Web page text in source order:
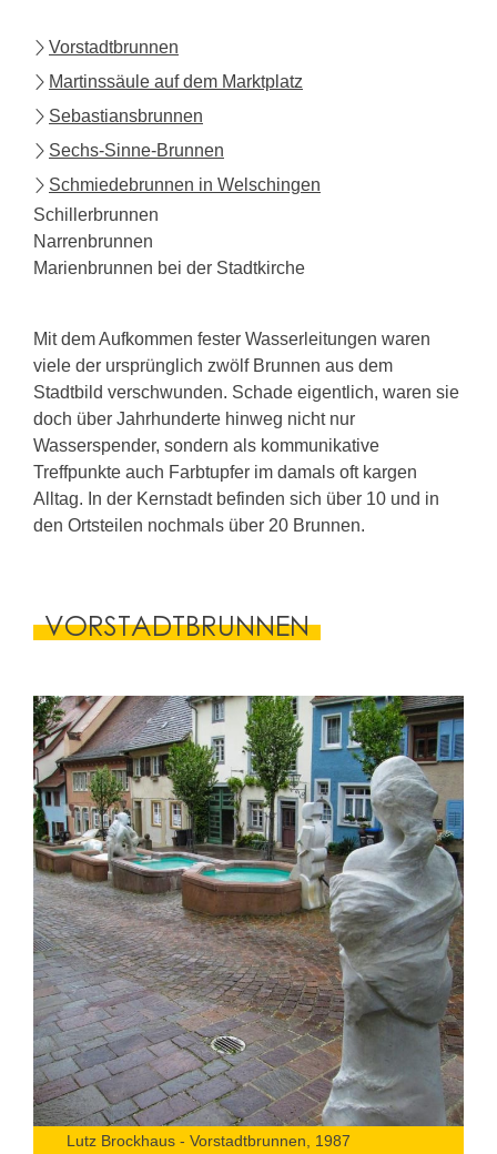
Vorstadtbrunnen
Martinssäule auf dem Marktplatz
Sebastiansbrunnen
Sechs-Sinne-Brunnen
Schmiedebrunnen in Welschingen
Schillerbrunnen
Narrenbrunnen
Marienbrunnen bei der Stadtkirche
Mit dem Aufkommen fester Wasserleitungen waren
viele der ursprünglich zwölf Brunnen aus dem
Stadtbild verschwunden. Schade eigentlich, waren sie
doch über Jahrhunderte hinweg nicht nur
Wasserspender, sondern als kommunikative
Treffpunkte auch Farbtupfer im damals oft kargen
Alltag. In der Kernstadt befinden sich über 10 und in
den Ortsteilen nochmals über 20 Brunnen.
VORSTADTBRUNNEN
Lutz Brockhaus - Vorstadtbrunnen, 1987